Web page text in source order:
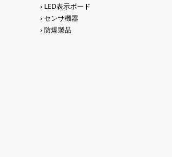
LED表示ボード
センサ機器
防爆製品